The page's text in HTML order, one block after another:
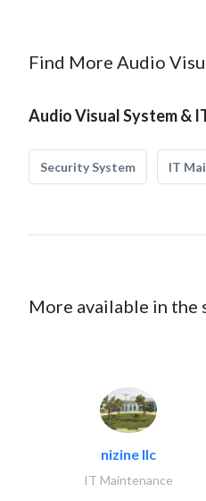
Find More Audio
Audio Visual System &
Security System IT
More available in the
nizine llc
IT Maintenance